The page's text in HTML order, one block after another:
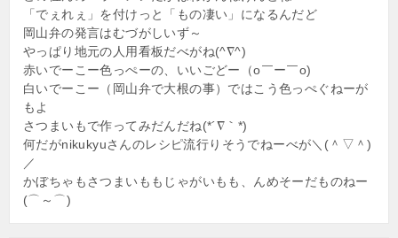
「でぇれぇ」を付けっと「もの凄い」になるんだど
岡山弁の発言はむづがしいず～
やっぱり地元の人用看板だべがね(^∇^)
赤いでーこー色っぺーの、いいごどー（o￣ー￣o)
白いでーこー（岡山弁で大根の事）ではこう色っぺぐねーが
もよ
さつまいもで作ってみだんだね(*´∇｀*)
何だがnikukyuさんのレシピ流行りそうでねーべが＼(＾▽＾)
／
かぼちゃもさつまいももじゃがいもも、んめそーだものねー
(⌒～⌒)